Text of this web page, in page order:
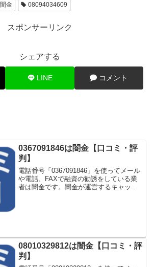
闇金 08094034609
スポンサーリンク
シェアする
LINE コメント
0367091846は闇金【口コミ・評
判】
電話番号「0367091846」を使ってメール
や電話、FAXで融資の勧誘をしている業
者は闇金です。闇金が運営するキャッシ
08010329812は闇金【口コミ・評
判】